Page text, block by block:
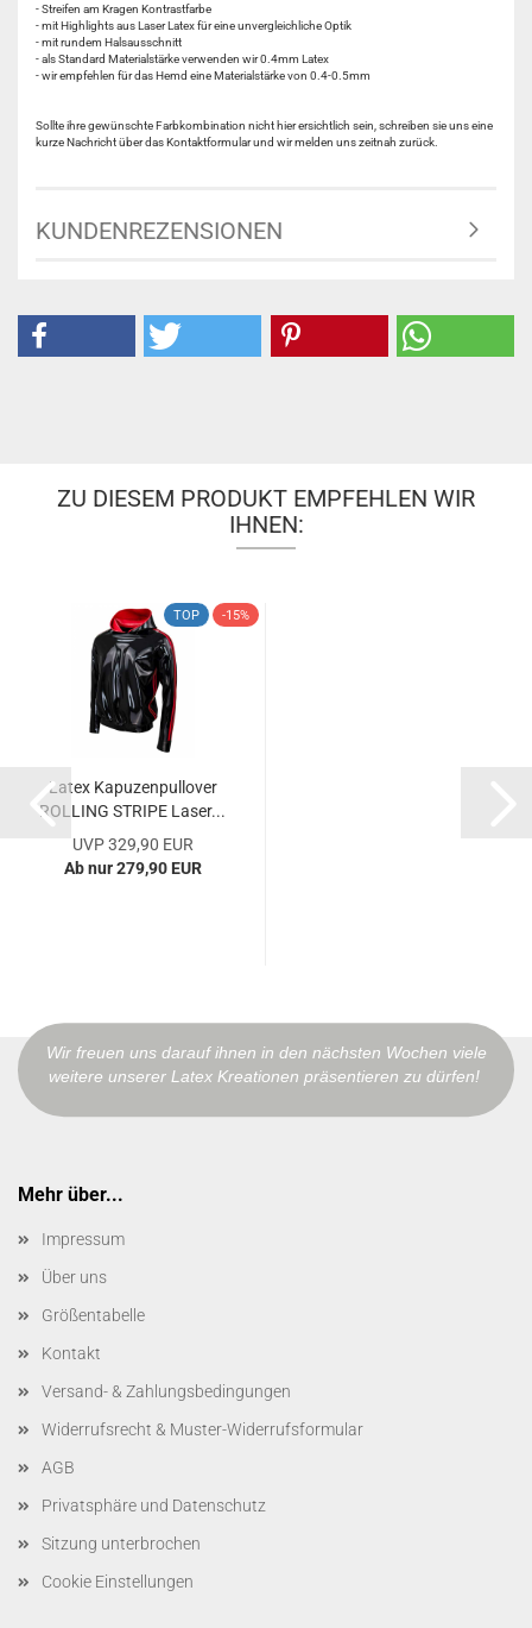
- Streifen am Kragen Kontrastfarbe
- mit Highlights aus Laser Latex für eine unvergleichliche Optik
- mit rundem Halsausschnitt
- als Standard Materialstärke verwenden wir 0.4mm Latex
- wir empfehlen für das Hemd eine Materialstärke von 0.4-0.5mm
Sollte ihre gewünschte Farbkombination nicht hier ersichtlich sein, schreiben sie uns eine
kurze Nachricht über das Kontaktformular und wir melden uns zeitnah zurück.
KUNDENREZENSIONEN
ZU DIESEM PRODUKT EMPFEHLEN WIR
IHNEN:
TOP -15%
Latex Kapuzenpullover
ROLLING STRIPE Laser...
UVP 329,90 EUR
Ab nur 279,90 EUR
Wir freuen uns darauf ihnen in den nächsten Wochen viele
weitere unserer Latex Kreationen präsentieren zu dürfen!
Mehr über...
Impressum
Über uns
Größentabelle
Kontakt
Versand- & Zahlungsbedingungen
Widerrufsrecht & Muster-Widerrufsformular
AGB
Privatsphäre und Datenschutz
Sitzung unterbrochen
Cookie Einstellungen